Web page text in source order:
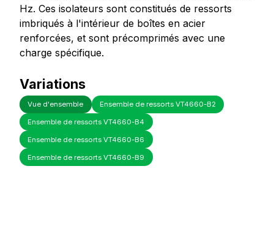
Hz. Ces isolateurs sont constitués de ressorts
imbriqués à l'intérieur de boîtes en acier
renforcées, et sont précomprimés avec une
charge spécifique.
Variations
Vue d'ensemble Ensemble de ressorts VT4660-B2
Ensemble de ressorts VT4660-B4
Ensemble de ressorts VT4660-B6
Ensemble de ressorts VT4660-B9